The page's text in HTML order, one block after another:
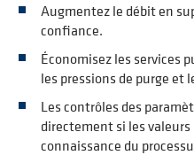
Augmentez le débit en
confiance.
Économisez les services
les pressions de purge et
Les contrôles des
directement si les
connaissance du